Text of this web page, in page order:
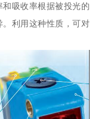
吸收率根据被投光的
利用这种性质，可对